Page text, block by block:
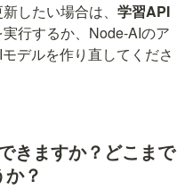
したい場合は、学習API
実行するか、Node-AIのア
デルを作り直してくださ
きますか？どこまで
？